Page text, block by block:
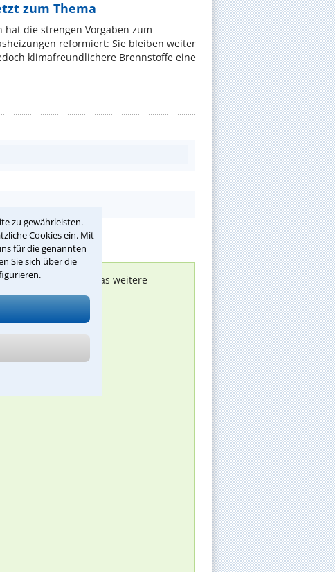
zu gewährleisten.
Cookies ein. Mit
für die genannten
Sie sich über die
zum Thema
hat die strengen Vorgaben zum
reformiert: Sie bleiben weiter
klimafreundlichere Brennstoffe eine
Ihnen melden, um das weitere